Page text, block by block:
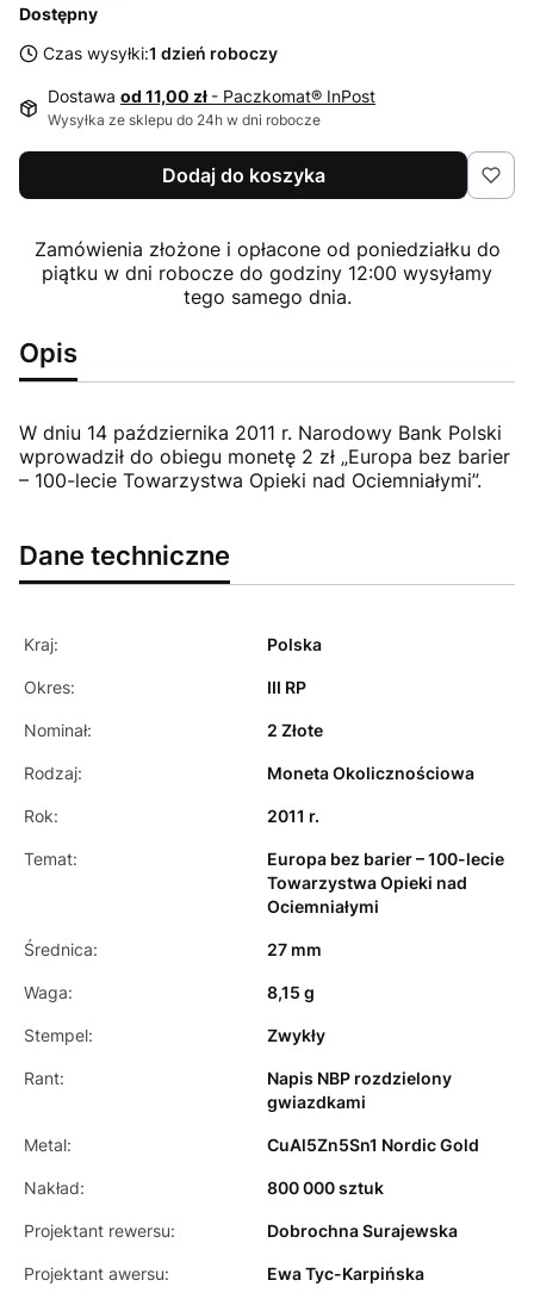
Dostępny
Czas wysyłki:1 dzień roboczy
Dostawa od 11,00 zł - Paczkomat® InPost
Wysyłka ze sklepu do 24h w dni robocze
Dodaj do koszyka
Zamówienia złożone i opłacone od poniedziałku do
piątku w dni robocze do godziny 12:00 wysyłamy
tego samego dnia.
Opis
W dniu 14 października 2011 r. Narodowy Bank Polski
wprowadził do obiegu monetę 2 zł „Europa bez barier
– 100-lecie Towarzystwa Opieki nad Ociemniałymi”.
Dane techniczne
Kraj: Polska
Okres: III RP
Nominał: 2 Złote
Rodzaj: Moneta Okolicznościowa
Rok: 2011 r.
Temat:
Europa bez barier – 100-lecie
Towarzystwa Opieki nad
Ociemniałymi
Średnica: 27 mm
Waga: 8,15 g
Stempel: Zwykły
Rant:
Napis NBP rozdzielony
gwiazdkami
Metal: CuAl5Zn5Sn1 Nordic Gold
Nakład: 800 000 sztuk
Projektant rewersu: Dobrochna Surajewska
Projektant awersu: Ewa Tyc-Karpińska